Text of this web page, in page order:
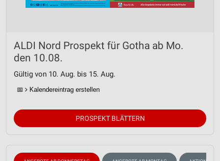
ALDI Nord Prospekt für Gotha ab Mo.
den 10.08.
Gültig von 10. Aug. bis 15. Aug.
📅 Kalendereintrag erstellen
PROSPEKT BLÄTTERN